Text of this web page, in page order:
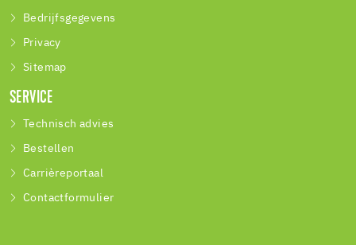
Bedrijfsgegevens
Privacy
Sitemap
SERVICE
Technisch advies
Bestellen
Carrièreportaal
Contactformulier